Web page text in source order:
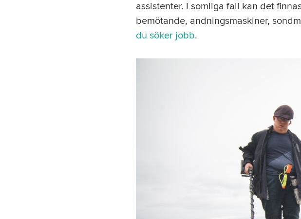
assistenter. I somliga fall kan det
bemötande, andningsmaskiner,
du söker jobb.